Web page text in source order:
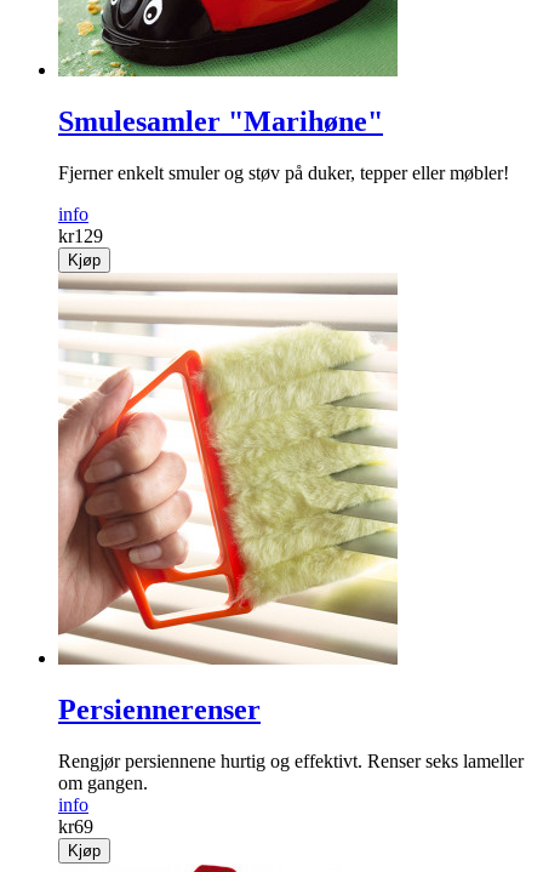
Smulesamler "Marihøne"
Fjerner enkelt smuler og støv på duker, tepper eller møbler!
info
kr129
Kjøp
Persiennerenser
Rengjør persiennene hurtig og effektivt. Renser seks lameller
om gangen.
info
kr69
Kjøp